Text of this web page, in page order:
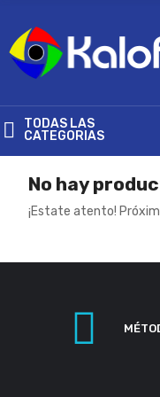
TODAS LAS
CATEGORIAS
No hay
¡Estate atento!